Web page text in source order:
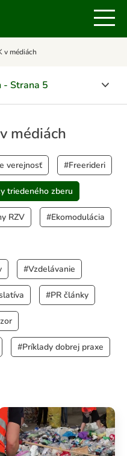
v médiách
- Strana 5
MANAŽÉRSKEHO
plus
médiách
verejnosť #Freerideri
triedeného zberu
RZV #Ekomodulácia
#Vzdelávanie
#PR články
#Príklady dobrej praxe